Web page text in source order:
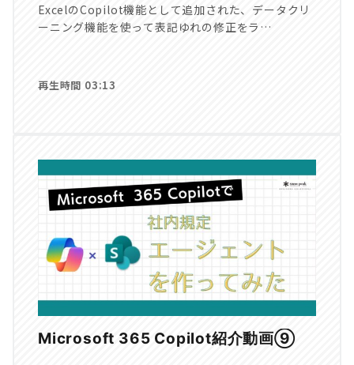
ExcelのCopilot機能として追加された、データクリ
ーニング機能を使って表記ゆれの修正をラ…
再生時間 03:13
Microsoft 365 Copilot紹介動画⑨